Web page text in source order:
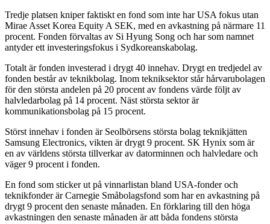
Tredje platsen kniper faktiskt en fond som inte har USA fokus utan
Mirae Asset Korea Equity A SEK, med en avkastning på närmare 11
procent. Fonden förvaltas av Si Hyung Song och har som namnet
antyder ett investeringsfokus i Sydkoreanskabolag.
Totalt är fonden investerad i drygt 40 innehav. Drygt en tredjedel av
fonden består av teknikbolag. Inom tekniksektor står hårvarubolagen
för den största andelen på 20 procent av fondens värde följt av
halvledarbolag på 14 procent. Näst största sektor är
kommunikationsbolag på 15 procent.
Störst innehav i fonden är Seolbörsens största bolag teknikjätten
Samsung Electronics, vikten är drygt 9 procent. SK Hynix som är
en av världens största tillverkar av datorminnen och halvledare och
väger 9 procent i fonden.
En fond som sticker ut på vinnarlistan bland USA-fonder och
teknikfonder är Carnegie Småbolagsfond som har en avkastning på
drygt 9 procent den senaste månaden. En förklaring till den höga
avkastningen den senaste månaden är att båda fondens största